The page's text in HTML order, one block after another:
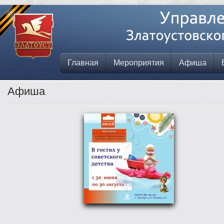
Главная Мероприятия Афиша
Афиша